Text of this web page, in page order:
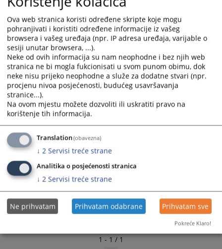
Osnovni sud u Prijedoru
1 - 1 / 1
Ova web stranica koristi određene skripte koje mogu
pohranjivati i koristiti određene informacije iz vašeg
browsera i vašeg uređaja (npr. IP adresa uređaja, varijable o
sesiji unutar browsera, ...).
Neke od ovih informacija su nam neophodne i bez njih web
stranica ne bi mogla fukcionisati u svom punom obimu, dok
neke nisu prijeko neophodne a služe za dodatne stvari (npr.
procjenu nivoa posjećenosti, budućeg usavršavanja
stranice...).
Na ovom mjestu možete dozvoliti ili uskratiti pravo na
korištenje tih informacija.
Translation(obavezna)
↓ 2 Servisi treće strane
Analitika o posjećenosti stranica
↓ 2 Servisi treće strane
Ne prihvatam Prihvatam odabrane Prihvatam sve
Pokreće Klaro!